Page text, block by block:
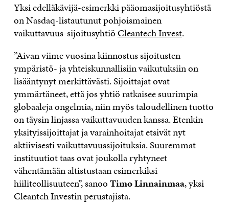
Yksi edelläkävijä-esimerkki pääomasijoitusyhtiöstä
on Nasdaq-listautunut pohjoismainen
vaikuttavuus-sijoitusyhtiöCleantech Invest.
”Aivan viime vuosina kiinnostus sijoitusten
ympäristö- ja yhteiskunnallisiin vaikutuksiin on
lisääntynyt merkittävästi. Sijoittajat ovat
ymmärtäneet, että jos yhtiö ratkaisee suurimpia
globaaleja ongelmia, niin myös taloudellinen tuotto
on täysin linjassa vaikuttavuuden kanssa. Etenkin
yksityissijoittajat ja varainhoitajat etsivät nyt
aktiivisesti vaikuttavuussijoituksia. Suuremmat
instituutiot taas ovat joukolla ryhtyneet
vähentämään altistustaan esimerkiksi
hiiliteollisuuteen”, sanooTimo Linnainmaa, yksi
Cleantch Investin perustajista.